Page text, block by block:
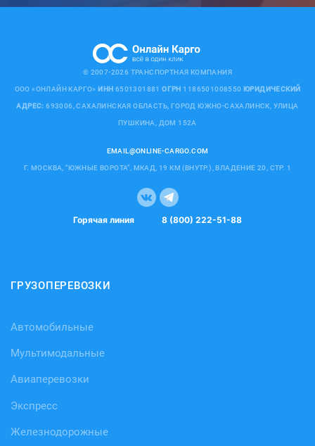
© 2007-2026 ТРАНСПОРТНАЯ КОМПАНИЯ
ООО «ОНЛАЙН КАРГО» ИНН 6501301881ОГРН 1186501008550 ЮРИДИЧЕСКИЙ
АДРЕС: 693006, САХАЛИНСКАЯ ОБЛАСТЬ, ГОРОД ЮЖНО-САХАЛИНСК, УЛИЦА
ПУШКИНА, ДОМ 152А
EMAIL@ONLINE-CARGO.COM
Г. МОСКВА, "ЮЖНЫЕ ВОРОТА", МКАД, 19 КМ (ВНУТР.), ВЛАДЕНИЕ 20, СТР. 1
Горячая линия 8 (800) 222-51-88
ГРУЗОПЕРЕВОЗКИ
Автомобильные
Мультимодальные
Авиаперевозки
Экспресс
Железнодорожные